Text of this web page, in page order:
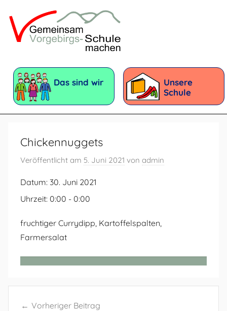
Inhalt
springen
Vorgebirgsschule
mit
dem
Förderschwerpunkt:
Das sind wir
Unsere
Schule
Chickennuggets
Veröffentlicht am 5. Juni 2021 von admin
Datum: 30. Juni 2021
Uhrzeit: 0:00 - 0:00
fruchtiger Currydipp, Kartoffelspalten,
Farmersalat
Vorheriger Beitrag